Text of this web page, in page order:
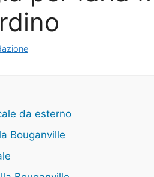
da esterno
Bouganville